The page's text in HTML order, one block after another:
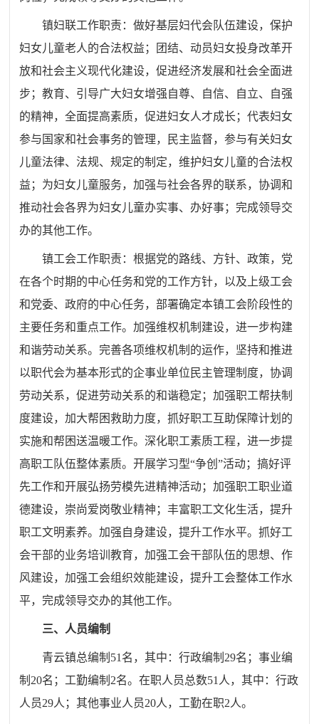
镇妇联工作职责：做好基层妇代会队伍建设，保护
妇女儿童老人的合法权益；团结、动员妇女投身改革开
放和社会主义现代化建设，促进经济发展和社会全面进
步；教育、引导广大妇女增强自尊、自信、自立、自强
的精神，全面提高素质，促进妇女人才成长；代表妇女
参与国家和社会事务的管理，民主监督，参与有关妇女
儿童法律、法规、规定的制定，维护妇女儿童的合法权
益；为妇女儿童服务，加强与社会各界的联系，协调和
推动社会各界为妇女儿童办实事、办好事；完成领导交
办的其他工作。
镇工会工作职责：根据党的路线、方针、政策，党
在各个时期的中心任务和党的工作方针，以及上级工会
和党委、政府的中心任务，部署确定本镇工会阶段性的
主要任务和重点工作。加强维权机制建设，进一步构建
和谐劳动关系。完善各项维权机制的运作，坚持和推进
以职代会为基本形式的企事业单位民主管理制度，协调
劳动关系，促进劳动关系的和谐稳定；加强职工帮扶制
度建设，加大帮困救助力度，抓好职工互助保障计划的
实施和帮困送温暖工作。深化职工素质工程，进一步提
高职工队伍整体素质。开展学习型“争创”活动；搞好评
先工作和开展弘扬劳模先进精神活动；加强职工职业道
德建设，崇尚爱岗敬业精神；丰富职工文化生活，提升
职工文明素养。加强自身建设，提升工作水平。抓好工
会干部的业务培训教育，加强工会干部队伍的思想、作
风建设，加强工会组织效能建设，提升工会整体工作水
平，完成领导交办的其他工作。
三、人员编制
青云镇总编制 51名，其中：行政编制29名；事业编
制20名；工勤编制2名。在职人员总数51人，其中：行政
人员29人；其他事业人员20人，工勤在职2人。